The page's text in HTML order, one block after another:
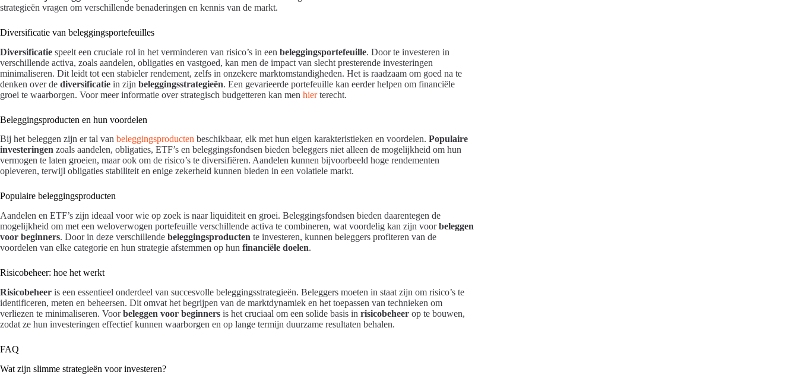
strategieën vragen om verschillende benaderingen en kennis van de markt.
Diversificatie van beleggingsportefeuilles
Diversificatie speelt een cruciale rol in het verminderen van risico’s in een beleggingsportefeuille. Door te investeren in
verschillende activa, zoals aandelen, obligaties en vastgoed, kan men de impact van slecht presterende investeringen
minimaliseren. Dit leidt tot een stabieler rendement, zelfs in onzekere marktomstandigheden. Het is raadzaam om goed na te
denken over de diversificatie in zijn beleggingsstrategieën. Een gevarieerde portefeuille kan eerder helpen om financiële
groei te waarborgen. Voor meer informatie over strategisch budgetteren kan men hierterecht.
Beleggingsproducten en hun voordelen
Bij het beleggen zijn er tal van beleggingsproducten beschikbaar, elk met hun eigen karakteristieken en voordelen. Populaire
investeringen zoals aandelen, obligaties, ETF’s en beleggingsfondsen bieden beleggers niet alleen de mogelijkheid om hun
vermogen te laten groeien, maar ook om de risico’s te diversifiëren. Aandelen kunnen bijvoorbeeld hoge rendementen
opleveren, terwijl obligaties stabiliteit en enige zekerheid kunnen bieden in een volatiele markt.
Populaire beleggingsproducten
Aandelen en ETF’s zijn ideaal voor wie op zoek is naar liquiditeit en groei. Beleggingsfondsen bieden daarentegen de
mogelijkheid om met een weloverwogen portefeuille verschillende activa te combineren, wat voordelig kan zijn voorbeleggen
voor beginners. Door in deze verschillende beleggingsproducten te investeren, kunnen beleggers profiteren van de
voordelen van elke categorie en hun strategie afstemmen op hun financiële doelen.
Risicobeheer: hoe het werkt
Risicobeheer is een essentieel onderdeel van succesvolle beleggingsstrategieën. Beleggers moeten in staat zijn om risico’s te
identificeren, meten en beheersen. Dit omvat het begrijpen van de marktdynamiek en het toepassen van technieken om
verliezen te minimaliseren. Voorbeleggen voor beginners is het cruciaal om een solide basis in risicobeheer op te bouwen,
zodat ze hun investeringen effectief kunnen waarborgen en op lange termijn duurzame resultaten behalen.
FAQ
Wat zijn slimme strategieën voor investeren?